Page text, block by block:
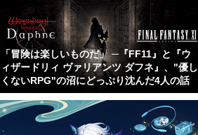
「冒険は楽しいものだ」 ─『FF11』と『ウ
ィザードリィ ヴァリアンツ ダフネ』、"優し
くないRPG"の沼にどっぷり沈んだ4人の話